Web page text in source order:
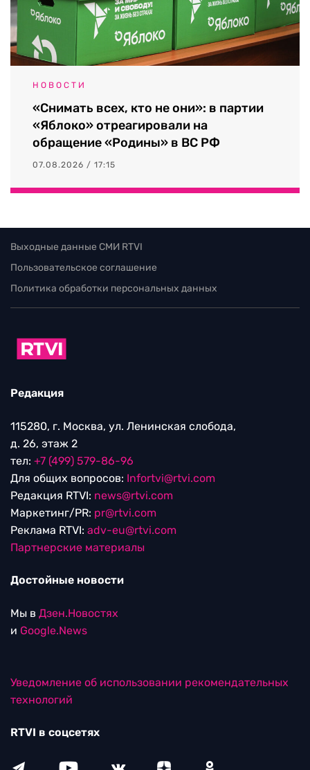
НОВОСТИ
«Снимать всех, кто не они»: в партии
«Яблоко» отреагировали на
обращение «Родины» в ВС РФ
07.08.2026 / 17:15
Выходные данные СМИ RTVI
Пользовательское соглашение
Политика обработки персональных данных
Редакция
115280, г. Москва, ул. Ленинская слобода,
д. 26, этаж 2
тел: +7 (499) 579-86-96
Для общих вопросов: Infortvi@rtvi.com
Редакция RTVI: news@rtvi.com
Маркетинг/PR: pr@rtvi.com
Реклама RTVI: adv-eu@rtvi.com
Партнерские материалы
Достойные новости
Мы в Дзен.Новостях
и Google.News
Уведомление об использовании рекомендательных
технологий
RTVI в соцсетях